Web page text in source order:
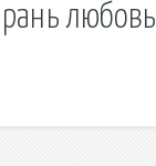
любовь